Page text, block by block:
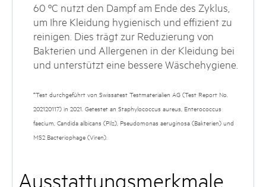
60 ºC nutzt den Dampf am Ende des Zyklus,
um Ihre Kleidung hygienisch und effizient zu
reinigen. Dies trägt zur Reduzierung von
Bakterien und Allergenen in der Kleidung bei
und unterstützt eine bessere Wäschehygiene.
*Test durchgeführt von Swissatest Testmaterialien AG (Test Report No.
202120117) in 2021. Getestet an Staphylococcus aureus, Enterococcus
faecium, Candida albicans (Pilz), Pseudomonas aeruginosa (Bakterien) und
MS2 Bacteriophage (Viren).
Ausstattungsmerkmale